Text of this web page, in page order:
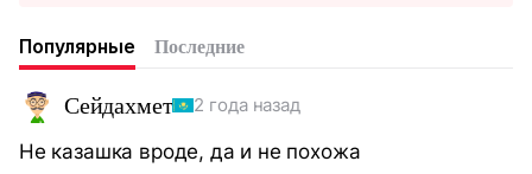
Популярные Последние
Сейдахмет 2 года назад
Не казашка вроде, да и не похожа